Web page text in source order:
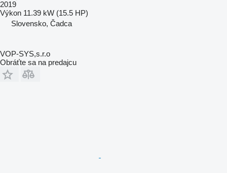
2019
Výkon 11.39 kW (15.5 HP)
Slovensko, Čadca
VOP-SYS,s.r.o
Obráťte sa na predajcu